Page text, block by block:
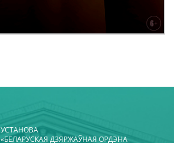
УСТАНОВА
«БЕЛАРУСКАЯ ДЗЯРЖАЎНАЯ ОРДЭНА